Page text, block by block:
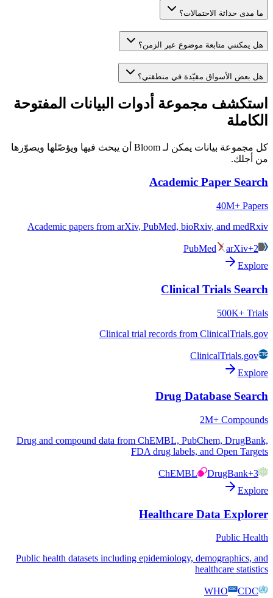
ما مدى حداثة الاحتمالات؟
هل يمكنني متابعة موضوع عبر الزمن؟
هل بعض الأسواق مقيّدة في منطقتي؟
استكشف مجموعة أدوات البيانات المفتوحة
الكاملة
كل مجموعة بيانات يمكن لـ Bloom أن يبحث فيها ويؤصّلها ويصوّرها
من أجلك.
Academic Paper Search
40M+ Papers
Academic papers from arXiv, PubMed, bioRxiv, and medRxiv
PubMed arXiv+2
Explore
Clinical Trials Search
500K+ Trials
Clinical trial records from ClinicalTrials.gov
ClinicalTrials.gov
Explore
Drug Database Search
2M+ Compounds
Drug and compound data from ChEMBL, PubChem, DrugBank,
FDA drug labels, and Open Targets
ChEMBL DrugBank+3
Explore
Healthcare Data Explorer
Public Health
Public health datasets including epidemiology, demographics, and
healthcare statistics
WHO
CDC